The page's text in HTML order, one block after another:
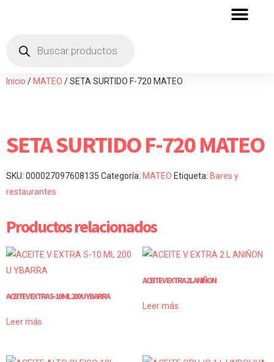
Inicio / MATEO / SETA SURTIDO F-720 MATEO
SETA SURTIDO F-720 MATEO
SKU: 000027097608135 Categoría: MATEO Etiqueta: Bares y
restaurantes
Productos relacionados
ACEITE V EXTRA S-10 ML 200 U YBARRA
Leer más
ACEITE V EXTRA 2 L ANIÑON
Leer más